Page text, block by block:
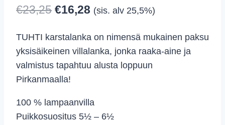
€23,25 Alkuperäinen
€23,25.
€16,28 Nykyinen
on:
€16,28.
(sis. alv 25,5%)
TUHTI karstalanka on nimensä mukainen paksu
yksisäikeinen villalanka, jonka raaka-aine ja
valmistus tapahtuu alusta loppuun
Pirkanmaalla!
100 % lampaanvilla
Puikkosuositus 5½ – 6½